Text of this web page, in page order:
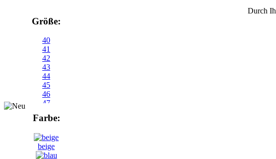
Größe:
40
41
42
43
44
45
46
47
49
Farbe:
beige
Durch